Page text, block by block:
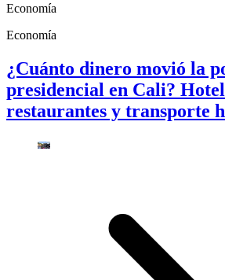
Economía
Economía
¿Cuánto dinero movió la
presidencial en Cali?
restaurantes y transporte